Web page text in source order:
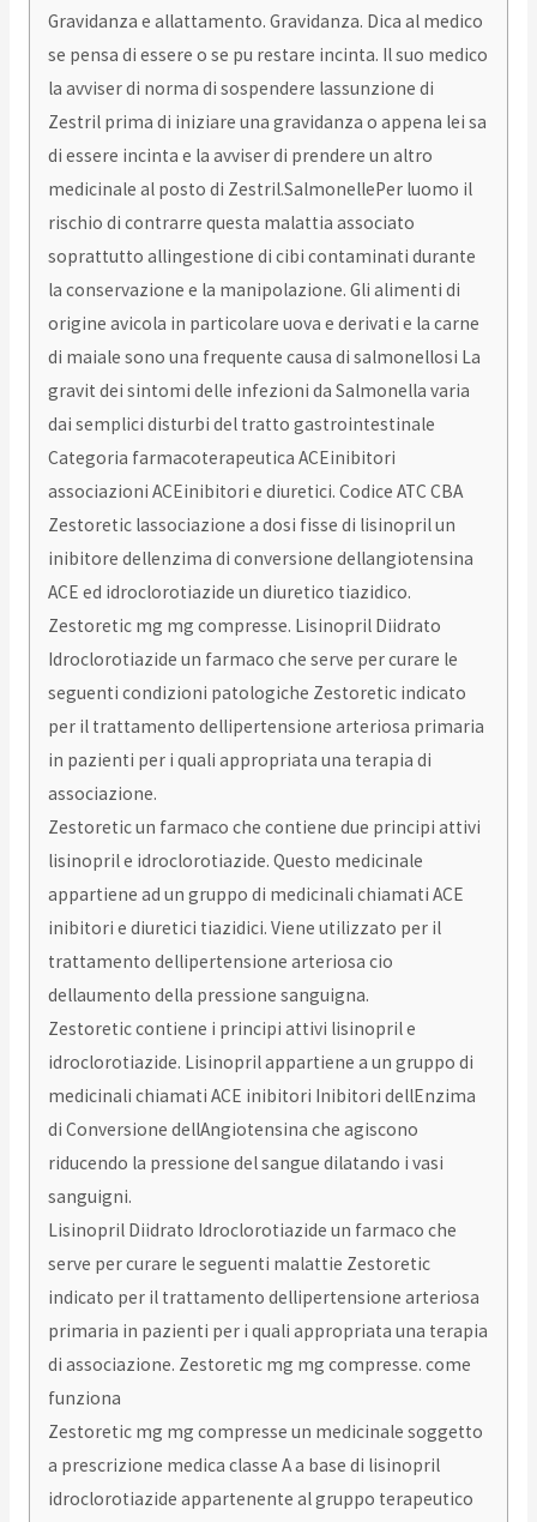
Gravidanza e allattamento. Gravidanza. Dica al medico
se pensa di essere o se pu restare incinta. Il suo medico
la avviser di norma di sospendere lassunzione di
Zestril prima di iniziare una gravidanza o appena lei sa
di essere incinta e la avviser di prendere un altro
medicinale al posto di Zestril.SalmonellePer luomo il
rischio di contrarre questa malattia associato
soprattutto allingestione di cibi contaminati durante
la conservazione e la manipolazione. Gli alimenti di
origine avicola in particolare uova e derivati e la carne
di maiale sono una frequente causa di salmonellosi La
gravit dei sintomi delle infezioni da Salmonella varia
dai semplici disturbi del tratto gastrointestinale
Categoria farmacoterapeutica ACEinibitori
associazioni ACEinibitori e diuretici. Codice ATC CBA
Zestoretic lassociazione a dosi fisse di lisinopril un
inibitore dellenzima di conversione dellangiotensina
ACE ed idroclorotiazide un diuretico tiazidico.
Zestoretic mg mg compresse. Lisinopril Diidrato
Idroclorotiazide un farmaco che serve per curare le
seguenti condizioni patologiche Zestoretic indicato
per il trattamento dellipertensione arteriosa primaria
in pazienti per i quali appropriata una terapia di
associazione.
Zestoretic un farmaco che contiene due principi attivi
lisinopril e idroclorotiazide. Questo medicinale
appartiene ad un gruppo di medicinali chiamati ACE
inibitori e diuretici tiazidici. Viene utilizzato per il
trattamento dellipertensione arteriosa cio
dellaumento della pressione sanguigna.
Zestoretic contiene i principi attivi lisinopril e
idroclorotiazide. Lisinopril appartiene a un gruppo di
medicinali chiamati ACE inibitori Inibitori dellEnzima
di Conversione dellAngiotensina che agiscono
riducendo la pressione del sangue dilatando i vasi
sanguigni.
Lisinopril Diidrato Idroclorotiazide un farmaco che
serve per curare le seguenti malattie Zestoretic
indicato per il trattamento dellipertensione arteriosa
primaria in pazienti per i quali appropriata una terapia
di associazione. Zestoretic mg mg compresse. come
funziona
Zestoretic mg mg compresse un medicinale soggetto
a prescrizione medica classe A a base di lisinopril
idroclorotiazide appartenente al gruppo terapeutico